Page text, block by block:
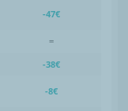
-47€
=
-38€
-8€